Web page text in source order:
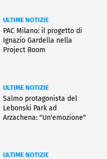
ULTIME NOTIZIE
PAC Milano: il progetto di
Ignazio Gardella nella
Project Room
ULTIME NOTIZIE
Salmo protagonista del
Lebonski Park ad
Arzachena: "Un'emozione"
ULTIME NOTIZIE